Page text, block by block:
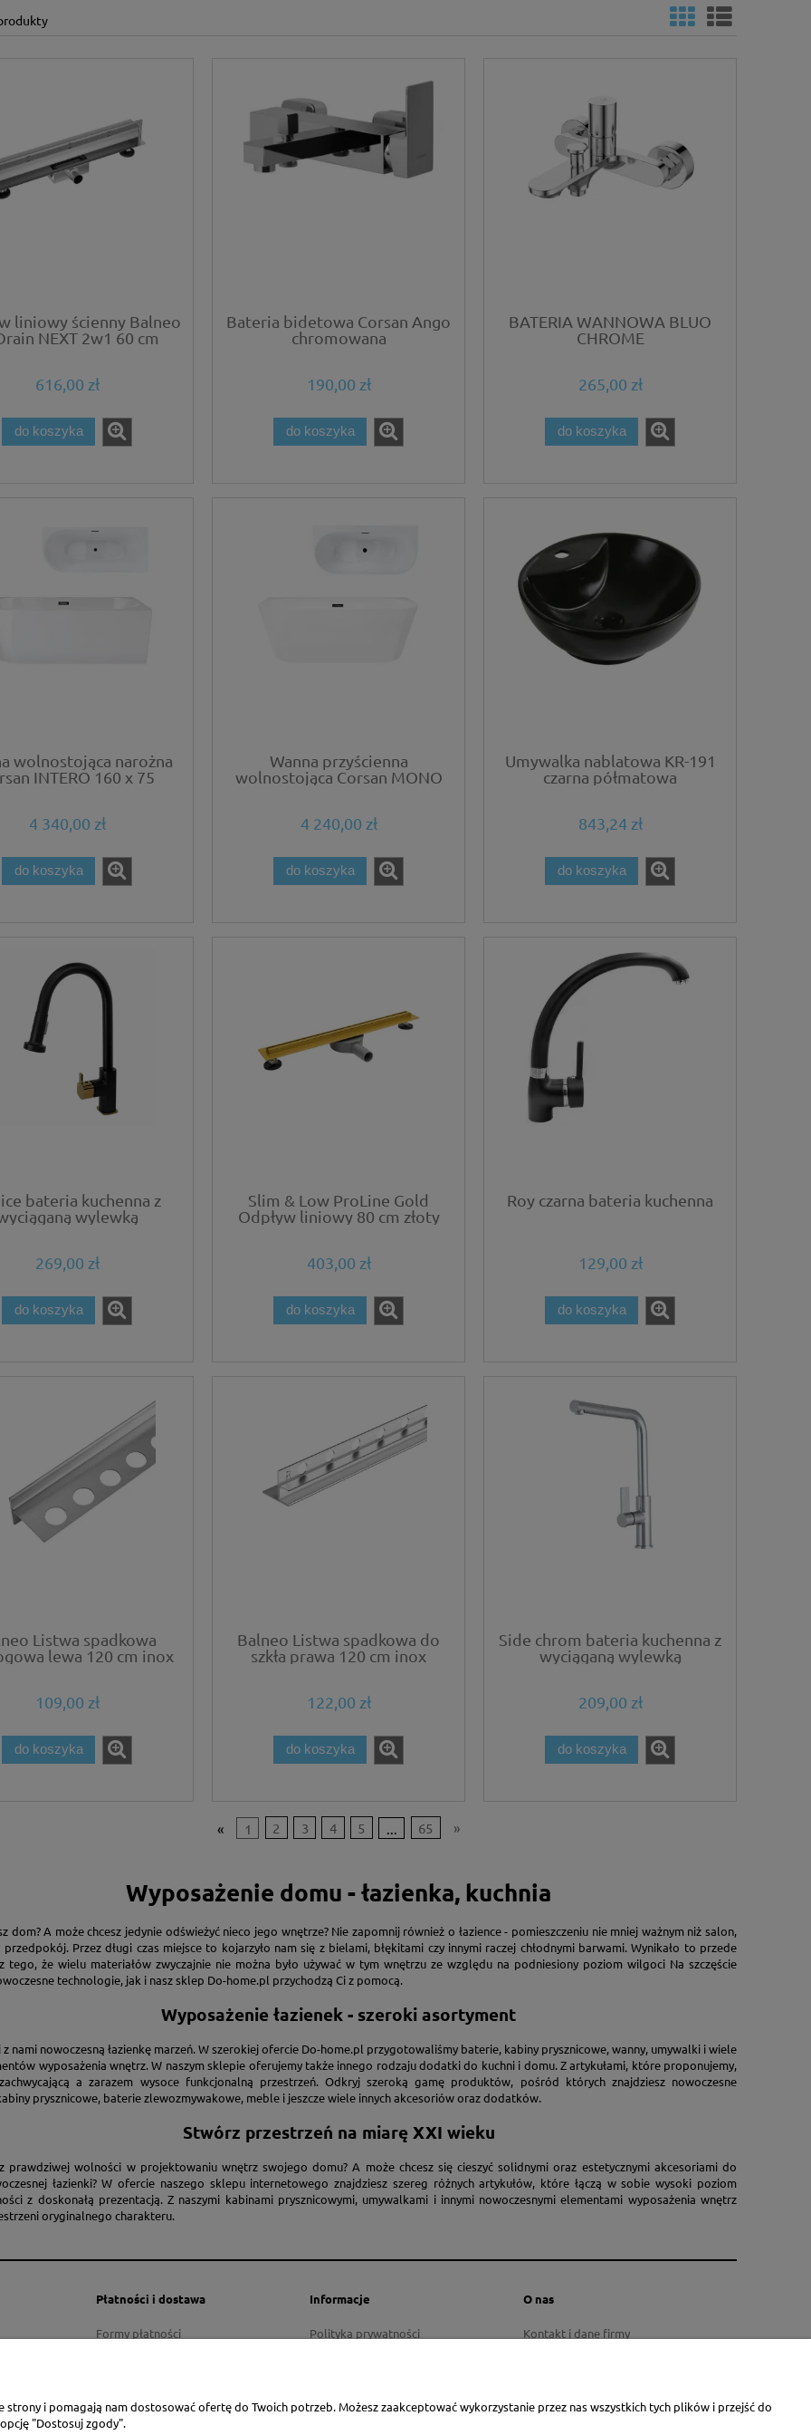
liniowy ścienny Balneo
NEXT 2w1 60 cm
616,00 zł
do koszyka
Bateria bidetowa Corsan Ango
chromowana
190,00 zł
do koszyka
BATERIA WANNOWA BLUO
CHROME
265,00 zł
do koszyka
wolnostojąca narożna
INTERO 160 x 75
4 340,00 zł
do koszyka
Wanna przyścienna
wolnostojąca Corsan MONO
Czarny
4 240,00 zł
do koszyka
Umywalka nablatowa KR-191
czarna półmatowa
843,24 zł
do koszyka
bateria kuchenna z
wylewką
269,00 zł
do koszyka
Slim & Low ProLine Gold
Odpływ liniowy 80 cm złoty
403,00 zł
do koszyka
Roy czarna bateria kuchenna
129,00 zł
do koszyka
Listwa spadkowa
lewa 120 cm inox
109,00 zł
do koszyka
Balneo Listwa spadkowa do
szkła prawa 120 cm inox
122,00 zł
do koszyka
Side chrom bateria kuchenna z
wyciąganą wylewką
209,00 zł
do koszyka
« 1 2 3 4 5 65 »
Wyposażenie domu - łazienka, kuchnia
dom? A może chcesz jedynie odświeżyć nieco jego wnętrze? Nie zapomnij również o łazience - pomieszczeniu nie mniej ważnym niż salon,
przedpokój. Przez długi czas miejsce to kojarzyło nam się z bielami, błękitami czy innymi raczej chłodnymi barwami. Wynikało to przede
tego, że wielu materiałów zwyczajnie nie można było używać w tym wnętrzu ze względu na podniesiony poziom wilgoci Na szczęście
technologie, jak i nasz sklep Do-home.pl przychodzą Ci z pomocą.
Wyposażenie łazienek - szeroki asortyment
nami nowoczesną łazienkę marzeń. W szerokiej ofercie Do-home.pl przygotowaliśmy baterie, kabiny prysznicowe, wanny, umywalki i wiele
wyposażenia wnętrz. W naszym sklepie oferujemy także innego rodzaju dodatki do kuchni i domu. Z artykułami, które proponujemy,
a zarazem wysoce funkcjonalną przestrzeń. Odkryj szeroką gamę produktów, pośród których znajdziesz nowoczesne
prysznicowe, baterie zlewozmywakowe, meble i jeszcze wiele innych akcesoriów oraz dodatków.
Stwórz przestrzeń na miarę XXI wieku
prawdziwej wolności w projektowaniu wnętrz swojego domu? A może chcesz się cieszyć solidnymi oraz estetycznymi akcesoriami do
łazienki? W ofercie naszego sklepu internetowego znajdziesz szereg różnych artykułów, które łączą w sobie wysoki poziom
z doskonałą prezentacją. Z naszymi kabinami prysznicowymi, umywalkami i innymi nowoczesnymi elementami wyposażenia wnętrz
oryginalnego charakteru.
Płatności i dostawa
Formy płatności
Informacje
Polityka prywatności
O nas
Kontakt i dane firmy
i pomagają nam dostosować ofertę do Twoich potrzeb. Możesz zaakceptować wykorzystanie przez nas wszystkich tych plików i przejść do
"Dostosuj zgody".